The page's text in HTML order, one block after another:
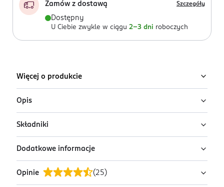
Zamów z dostawą Szczegóły
Dostępny
U Ciebie zwykle w ciągu 2-3 dni roboczych
Więcej o produkcie
Opis
OFF! Multi Insect atomizer – ochrona przed owadami w
sprayu. Chroni Ciebie i Twoją rodzinę przed komarami,
komarami tygrysimi i kleszczami aż do 8 godzin.
Składniki
Substancja czynna: Iikarydyna 20g/100g
Dodatkowe informacje
PRZYGOTOWANIE I STOSOWANIE
Używać zgodnie z przeznaczeniem. Wstrząsnąć przed
Opinie (25 )